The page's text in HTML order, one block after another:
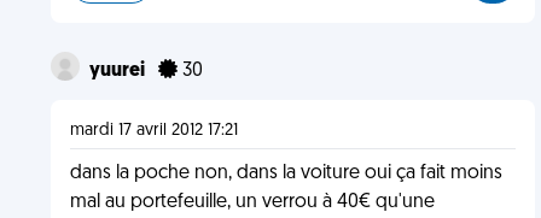
yuurei 30
mardi 17 avril 2012 17:21
dans la poche non, dans la voiture oui ça fait moins
mal au portefeuille, un verrou à 40€ qu'une